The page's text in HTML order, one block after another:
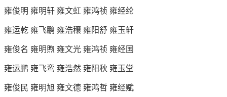
雍俊明 雍明轩 雍文虹 雍鸿祯 雍经纶
雍运乾 雍飞鹏 雍浩穰 雍阳舒 雍玉轩
雍俊名 雍明煦 雍文光 雍鸿祯 雍经国
雍运鹏 雍飞鸾 雍浩然 雍阳秋 雍玉堂
雍俊民 雍明旭 雍文德 雍鸿哲 雍经赋